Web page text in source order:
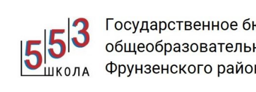
основному
содержимому